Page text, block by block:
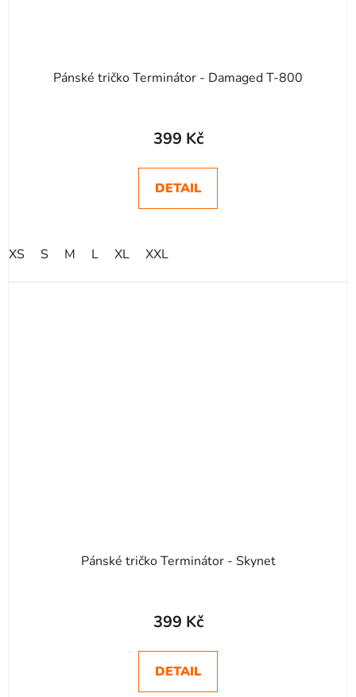
Pánské tričko Terminátor - Damaged T-800
399 Kč
DETAIL
XS S M L XL XXL
Pánské tričko Terminátor - Skynet
hodnocení
je
5,0
399 Kč
DETAIL